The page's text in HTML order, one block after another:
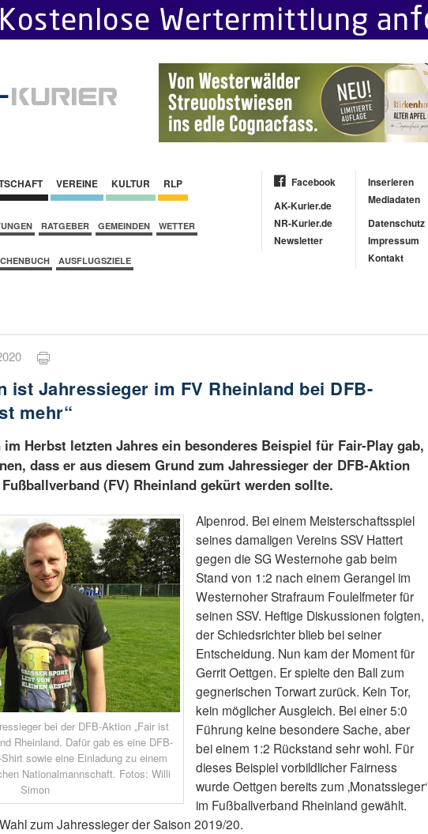
VEREINE KULTUR RLP
RATGEBER GEMEINDEN WETTER
AUSFLUGSZIELE
Facebook
AK-Kurier.de
NR-Kurier.de
Newsletter
Inserieren
Mediadaten
Datenschutz
Impressum
Kontakt
ist Jahressieger im FV Rheinland bei DFB-
mehr“
Herbst letzten Jahres ein besonderes Beispiel für Fair-Play gab,
dass er aus diesem Grund zum Jahressieger der DFB-Aktion
(FV) Rheinland gekürt werden sollte.
bei der DFB-Aktion „Fair ist
Rheinland. Dafür gab es eine DFB-
sowie eine Einladung zu einem
Nationalmannschaft. Fotos: Willi
Simon
Alpenrod. Bei einem Meisterschaftsspiel
seines damaligen Vereins SSV Hattert
gegen die SG Westernohe gab beim
Stand von 1:2 nach einem Gerangel im
Westernoher Strafraum Foulelfmeter für
seinen SSV. Heftige Diskussionen folgten,
der Schiedsrichter blieb bei seiner
Entscheidung. Nun kam der Moment für
Gerrit Oettgen. Er spielte den Ball zum
gegnerischen Torwart zurück. Kein Tor,
kein möglicher Ausgleich. Bei einer 5:0
Führung keine besondere Sache, aber
bei einem 1:2 Rückstand sehr wohl. Für
dieses Beispiel vorbildlicher Fairness
wurde Oettgen bereits zum ‚Monatssieger‘
im Fußballverband Rheinland gewählt.
zum Jahressieger der Saison 2019/20.